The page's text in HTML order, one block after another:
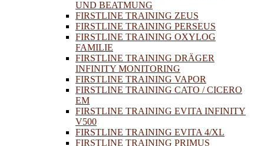
UND BEATMUNG
FIRSTLINE TRAINING ZEUS
FIRSTLINE TRAINING PERSEUS
FIRSTLINE TRAINING OXYLOG
FAMILIE
FIRSTLINE TRAINING DRÄGER
INFINITY MONITORING
FIRSTLINE TRAINING VAPOR
FIRSTLINE TRAINING CATO / CICERO
EM
FIRSTLINE TRAINING EVITA INFINITY
V500
FIRSTLINE TRAINING EVITA 4/XL
FIRSTLINE TRAINING PRIMUS